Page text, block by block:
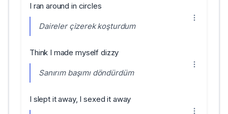
I ran around in circles
Daireler çizerek koşturdum
Think I made myself dizzy
Sanırım başımı döndürdüm
I slept it away, I sexed it away